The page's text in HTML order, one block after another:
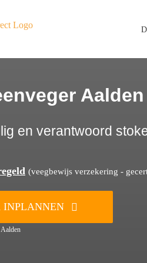
Aalden
en verantwoord
(veegbewijs verzekering -
INPLANNEN